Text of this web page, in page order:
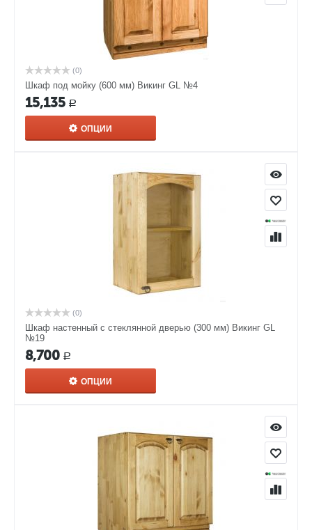
(0)
Шкаф под мойку (600 мм) Викинг GL №4
15,135 Р
ОПЦИИ
(0)
Шкаф настенный с стеклянной дверью (300 мм) Викинг GL
№19
8,700 Р
ОПЦИИ